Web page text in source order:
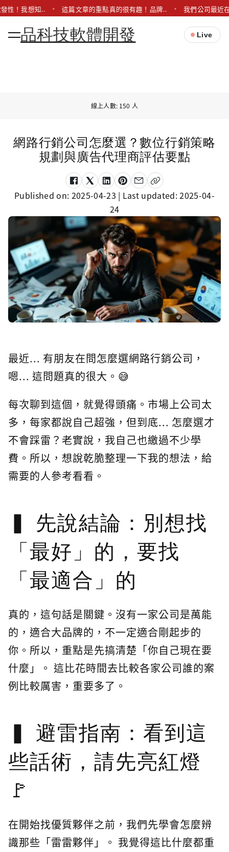
性！我想知.. 這篇文章的重點真的很有趣！品牌.. 我們公司最近
品科技軟體開發 Live
線上人數: 150 人
網路行銷公司怎麼選？數位行銷策略
規劃與廣告代理商評估要點
Published on: 2025-04-23 | Last updated:2025-04-
24
最近... 有朋友在問怎麼選網路行銷公司，
嗯... 這問題真的很大。😅
每次聊到這個，就覺得頭痛。市場上公司太
多，每家都說自己超強，但到底... 怎麼選才
不會踩雷？老實說，我自己也繳過不少學
費。所以，想說乾脆整理一下我的想法，給
需要的人參考看看。
先說結論：別想找
「最好」的，要找
「最適合」的
真的，這句話是關鍵。沒有一家公司是萬能
的，適合大品牌的，不一定適合剛起步的
你。所以，重點是先搞清楚「你自己現在要
什麼」。 這比花時間去比較各家公司誰的案
例比較厲害，重要多了。
避雷指南：看到這
些話術，請先亮紅燈
🚩
在開始找優質夥伴之前，我們先學會怎麼辨
識那些「雷雷夥伴」。 我覺得這比什麼都重